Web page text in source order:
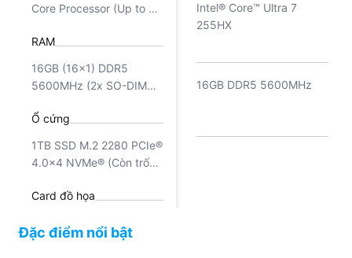
Core Processor (Up to 5.1
cache/ 8 Cores / 16
Threads)
RAM
16GB (16x1) DDR5
5600MHz (2x SO-DIMM
SDRAM)
Ổ cứng
1TB SSD M.2 2280 PCIe®
4.0x4 NVMe® (Còn trống
x4 slot)
Card đồ họa
4070 8GB GDDR6, Boost
Intel® Core™ Ultra 7
255HX
16GB DDR5 5600MHz
Đặc điểm nổi bật